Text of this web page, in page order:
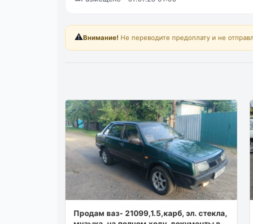
⚠️Внимание! Не переводите предоплату и не
Продам ваз- 21099,1.5,карб, эл. стекла,